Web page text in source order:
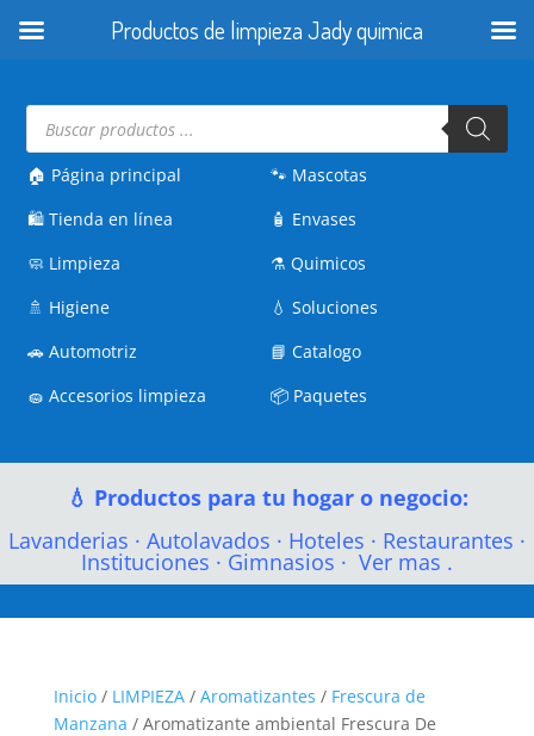
Búsqueda
productos
🏠 Página principal
🛍️Tienda en línea
🧼 Limpieza
🚿 Higiene
🚗Automotriz
🧽Accesorios limpieza
🐾 Mascotas
🧴 Envases
⚗️Quimicos
💧Soluciones
📘Catalogo
📦 Paquetes
💧 Productos para tu hogar o negocio:
Lavanderias · Autolavados · Hoteles · Restaurantes ·
Instituciones · Gimnasios · Ver mas .
Inicio/ LIMPIEZA/ Aromatizantes / Frescura de
Manzana / Aromatizante ambiental Frescura De
Productos de limpieza Jady quimica